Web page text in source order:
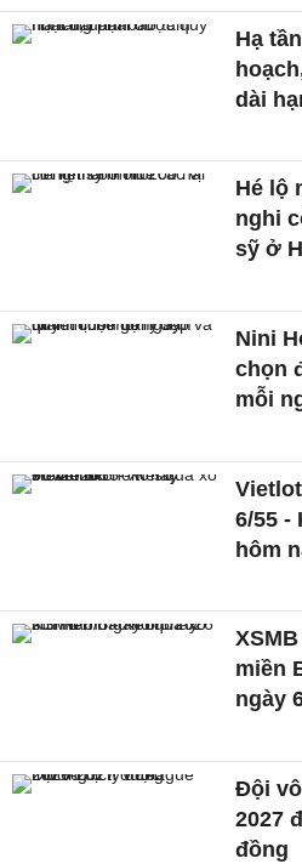
Hạ
dài
Hé lộ
nghi
sỹ ở
Nini
chọn
mỗi
6/55 -
hôm
miền
ngày
Đội vô
2027
đồng